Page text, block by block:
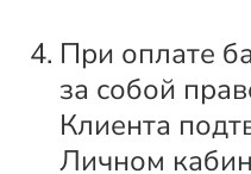
При оплате
за собой
Клиента
Личном